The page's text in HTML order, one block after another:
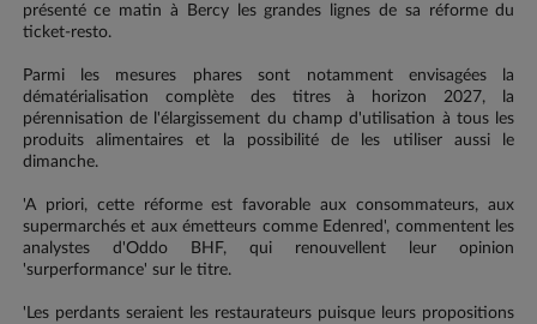
présenté ce matin à Bercy les grandes lignes de sa réforme du
ticket-resto.
Parmi les mesures phares sont notamment envisagées la
dématérialisation complète des titres à horizon 2027, la
pérennisation de l'élargissement du champ d'utilisation à tous les
produits alimentaires et la possibilité de les utiliser aussi le
dimanche.
'A priori, cette réforme est favorable aux consommateurs, aux
supermarchés et aux émetteurs comme Edenred', commentent les
analystes d'Oddo BHF, qui renouvellent leur opinion
'surperformance' sur le titre.
'Les perdants seraient les restaurateurs puisque leurs propositions